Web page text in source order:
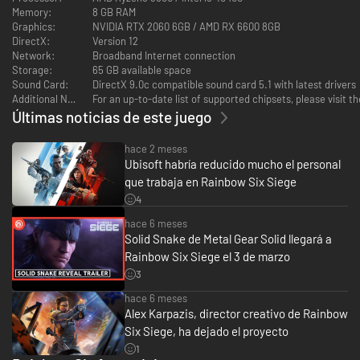
aparición/regeneración: pero una vez que la misión ha comenzado, estas
opciones no pueden revertirse, por lo que los jugadores deben considerar
detenidamente todos los detalles antes de comprometerse.
Una vez que se inicia una batalla, ésta debe llegar hasta el final, y los
jugadores no pueden volver a aparecer o regenerarse hasta que se pierda
o se gane la partida. Sin embargo, los personajes muertos en la batalla
pueden entrar al Modo de Soporte, y ayudar a sus compañeros
remotamente, brindando apoyo de radio y otros similares.
¿De qué va la historia?
La organización terrorista de nombre White Masks (Máscaras Blancas)
está decidida a dominar el mundo por razones desconocidas. Luego de
haber permanecido inactiva durante un período de tres años, la unidad
Rainbow es reasignada al combate, siendo dirigida por Six (voz y captura
en movimiento del personaje realizada por la actriz Angela Bassett)
Los equipos son reunidos y llevan a cabo su entrenamiento antes de
comenzar con la misión principal: eliminar a la organización terrorista
White Masks luego de un ataque realizado a una universidad (Barlett
University). Los jugadores deben abrirse camino por el campus, luchar
contra los villanos y romper el asedio para rescatar a los inocentes
presentes en el sitio y erradicar a los terroristas.
Memory:
8 GB RAM
Graphics:
NVIDIA RTX 2060 6GB / AMD RX 6600 8GB
DirectX:
Version 12
Network:
Broadband Internet connection
Storage:
65 GB available space
Sound Card:
DirectX 9.0c compatible sound card 5.1 with latest drivers
Additional Notes:
For an up-to-date list of supported chipsets, please visit
Últimas noticias de este juego
hace 2 meses
Ubisoft habría reducido mucho el personal
que trabaja en Rainbow Six Siege
4
hace 6 meses
Solid Snake de Metal Gear Solid llegará a
Rainbow Six Siege el 3 de marzo
3
hace 6 meses
Alex Karpazis, director creativo de Rainbow
Six Siege, ha dejado el proyecto
1